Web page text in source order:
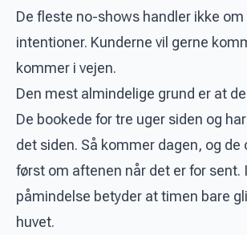
De fleste no-shows handler ikke om
intentioner. Kunderne vil gerne
kommer i vejen.
Den mest almindelige grund er at
De bookede for tre uger siden og
det siden. Så kommer dagen, og de
først om aftenen når det er for sent.
påmindelse betyder at timen bare
huvet.